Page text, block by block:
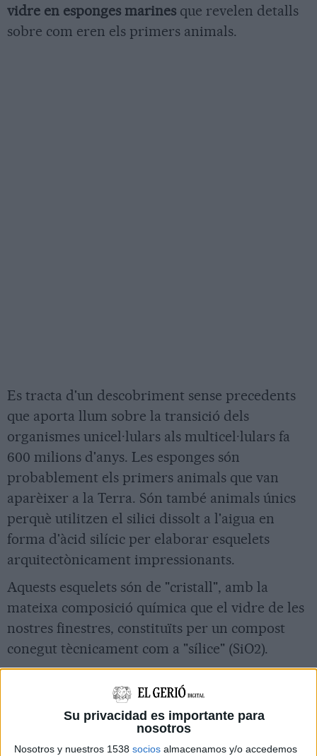
Su privacidad es importante para
nosotros
Nosotros y nuestros 1538 socios almacenamos y/o accedemos
vidre en esponges marines que revelen detalls
sobre com eren els primers animals.
Es tracta d'un descobriment sense precedents
que aporta llum sobre la transició dels
organismes unicel·lulars als multicel·lulars fa
600 milions d'anys. Les esponges són
probablement els primers animals que van
aparèixer a la Terra. Són també animals únics
perquè utilitzen el silici dissolt a l'aigua en
forma d'àcid silícic per elaborar esquelets
arquitectònicament impressionants.
Aquests esquelets són de "cristall", amb la
mateixa composició química que el vidre de les
nostres finestres, constituïts per un compost
conegut tècnicament com a "sílice" (SiO2).
El sílice és actualment un dels materials
inorgànics de més importància industrial.
Entendre el procés biològic pel qual les
esponges el produeixen suscita grans